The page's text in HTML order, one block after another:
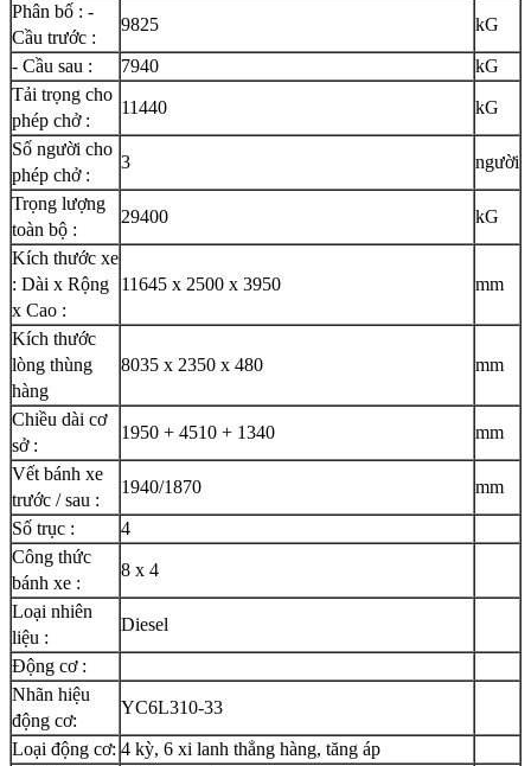
Phân bố : -
Cầu trước :
9825 kG
- Cầu sau : 7940
kG
Tải trọng cho
phép chở :
11440 kG
Số người cho
phép chở :
3 người
Trọng lượng
toàn bộ :
29400 kG
Kích thước xe
: Dài x Rộng
x Cao :
11645 x 2500 x 3950 mm
Kích thước
lòng thùng
hàng
8035 x 2350 x 480 mm
Chiều dài cơ
sở :
1950 + 4510 + 1340 mm
Vết bánh xe
trước / sau :
1940/1870 mm
Số trục :
4
Công thức
bánh xe :
8 x 4
Loại nhiên
liệu :
Diesel
Động cơ :
Nhãn hiệu
động cơ:
YC6L310-33
Loại động cơ: 4 kỳ, 6 xi lanh thẳng hàng, tăng áp